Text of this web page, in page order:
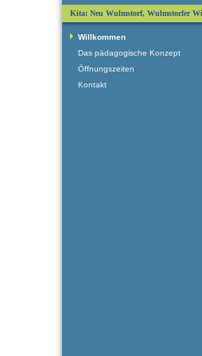
Kita: Neu Wulmstorf, Wulmstorfer
Willkommen
Das pädagogische Konzept
Öffnungszeiten
Kontakt